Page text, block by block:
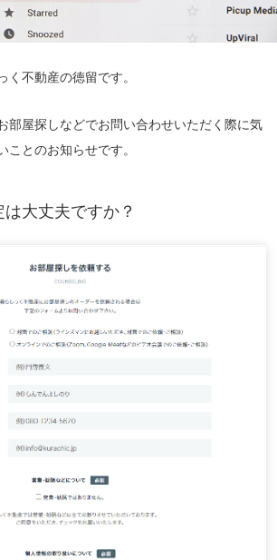
く不動産の徳留です。
部屋探しなどでお問い合わせいただく際に気
ことのお知らせです。
は大丈夫ですか？